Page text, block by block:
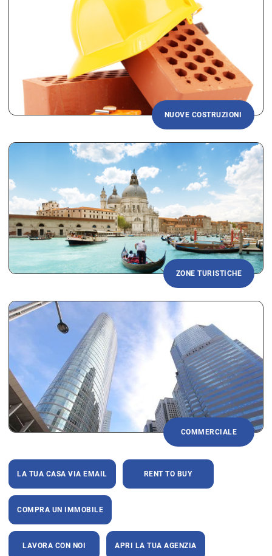
NUOVE COSTRUZIONI
ZONE TURISTICHE
COMMERCIALE
LA TUA CASA VIA EMAIL RENT TO BUY
COMPRA UN IMMOBILE
LAVORA CON NOI APRI LA TUA AGENZIA